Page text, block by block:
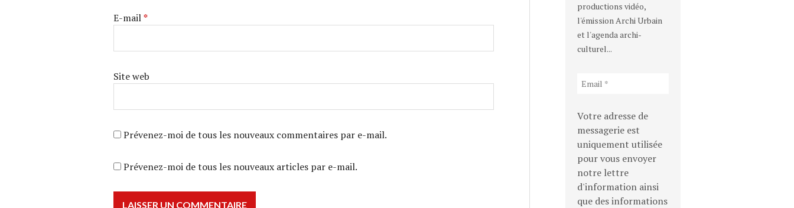
E-mail*
Site web
Prévenez-moi de tous les nouveaux commentaires par e-mail.
Prévenez-moi de tous les nouveaux articles par e-mail.
productions vidéo,
l'émission Archi Urbain
et l'agenda archi-
culturel...
Votre adresse de
messagerie est
uniquement utilisée
pour vous envoyer
notre lettre
d'information ainsi
que des informations